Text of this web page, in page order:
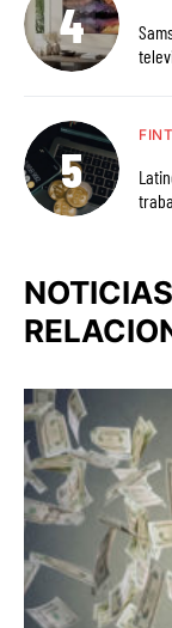
NOTICIAS